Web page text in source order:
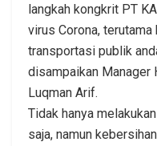
langkah kongkrit PT
virus Corona,
transportasi publik
disampaikan Manager
Luqman Arif.
Tidak hanya
saja, namun